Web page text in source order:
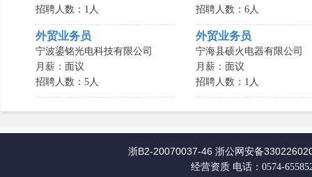
招聘人数：1人
招聘人数：6人
外贸业务员
宁波鎏铭光电科技有限公司
月薪：面议
招聘人数：5人
外贸业务员
宁海县硕火电器有限公司
月薪：面议
招聘人数：1人
浙B2-20070037-46 浙公网安备
经营资质 电话：0574-